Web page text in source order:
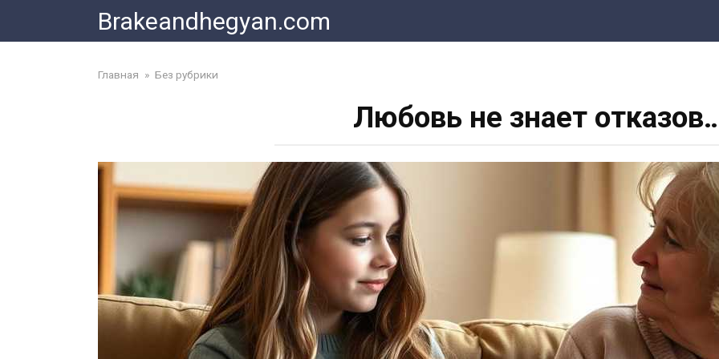
content
Brakeandhegyan.com
Главная » Без рубрики
Любовь не знает